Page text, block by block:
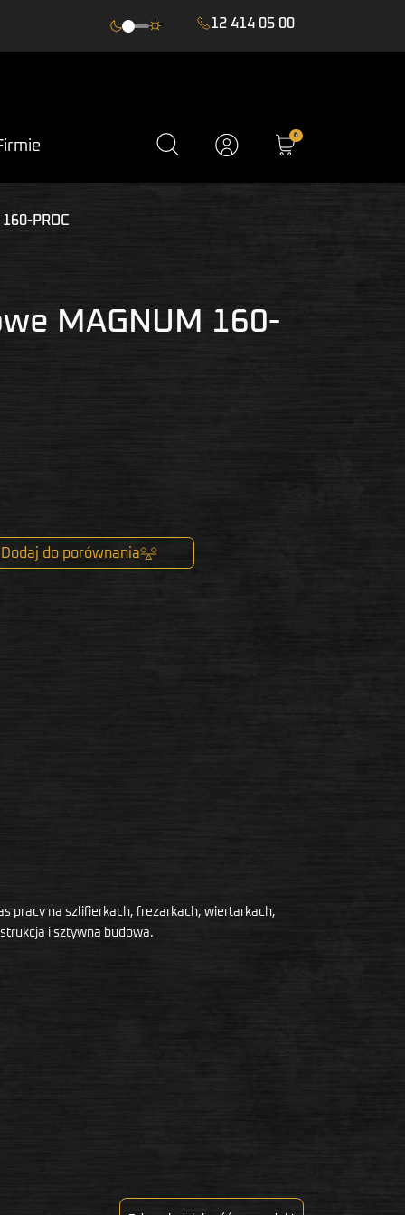
12 414 05 00
0
PROC
MAGNUM 160-
Dodaj do porównania
pracy na szlifierkach, frezarkach, wiertarkach,
i sztywna budowa.